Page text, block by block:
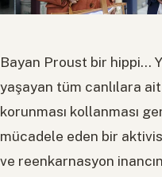
Bayan Proust bir hippi…
yaşayan tüm canlılara
korunması kollanması
mücadele eden bir
ve reenkarnasyon